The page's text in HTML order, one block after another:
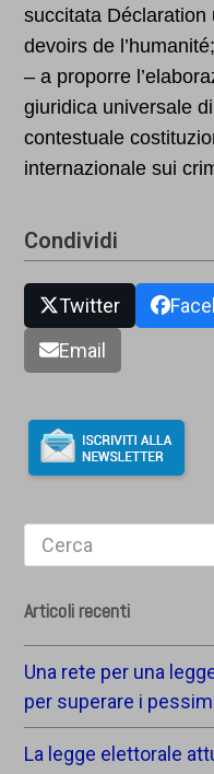
succitata
devoirs de l’humanité;
– a proporre
giuridica universale
contestuale
internazionale sui
Condividi
Twitter
Email
Search
Articoli recenti
Una rete per una
per superare i
La legge elettorale